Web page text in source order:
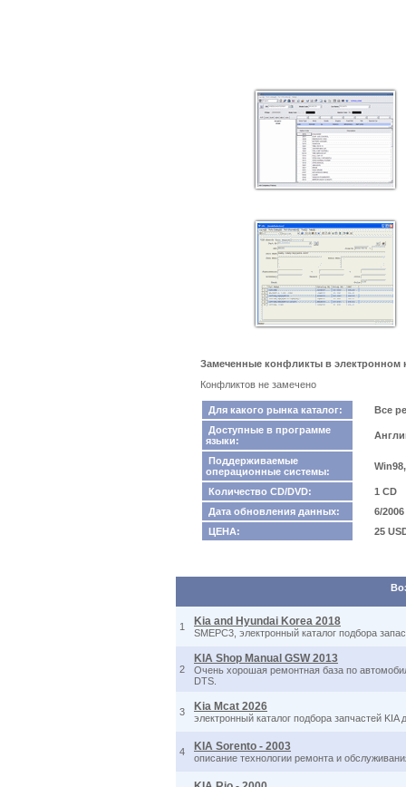
Замеченные конфликты в электронном
Конфликтов не замечено
Для какого рынка каталог:
Все
Доступные в программе
языки:
Поддерживаемые
операционные системы:
Количество CD/DVD:
1 CD
Дата обновления данных:
6/2006
ЦЕНА:
25
1 Kia and Hyundai Korea 2018
SMEPC3, электронный каталог подбора
2
KIA Shop Manual GSW 2013
Очень хорошая ремонтная база по
DTS.
3 Kia Mcat 2026
электронный каталог подбора запчастей
4 KIA Sorento - 2003
описание технологии ремонта и